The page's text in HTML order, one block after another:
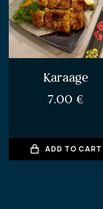
Karaage
7.00 €
ADD TO CART